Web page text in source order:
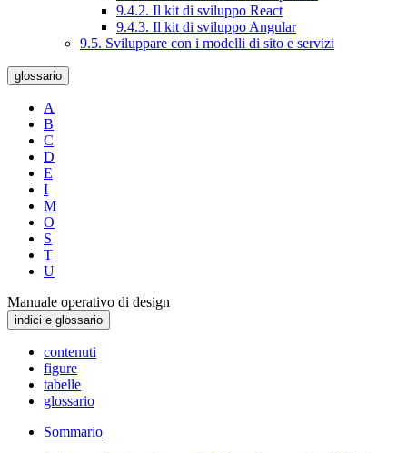
9.4.2. Il kit di sviluppo React
9.4.3. Il kit di sviluppo Angular
9.5. Sviluppare con i modelli di sito e servizi
glossario
A
B
C
D
E
I
M
O
S
T
U
Manuale operativo di design
indici e glossario
contenuti
figure
tabelle
glossario
Sommario